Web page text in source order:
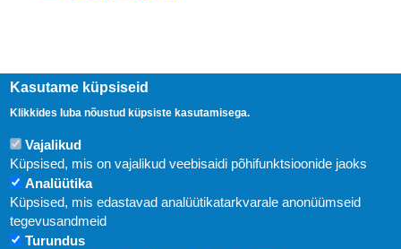
Uudised
Kasutame küpsiseid
Klikkides luba nõustud küpsiste kasutamisega.
Vajalikud
Küpsised, mis on vajalikud veebisaidi põhifunktsioonide jaoks
Analüütika
Küpsised, mis edastavad analüütikatarkvarale anonüümseid
tegevusandmeid
Turundus